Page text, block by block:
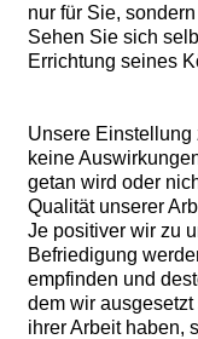
nur für Sie,
Sehen Sie sich
Errichtung seines
Unsere Einstellung
keine
getan wird oder
Qualität unserer
Je positiver wir zu
Befriedigung
empfinden und
dem wir
ihrer Arbeit haben,